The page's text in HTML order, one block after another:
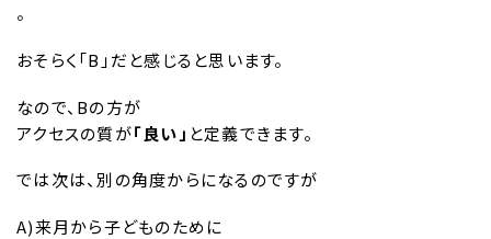
。
おそらく「B」だと感じると思います。
なので、Bの方が
アクセスの質が「良い」 と定義できます。
では次は、別の角度からになるのですが
A)来月から子どものために